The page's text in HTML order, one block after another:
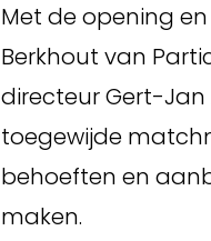
Met de opening
Berkhout van
directeur Gert-Jan
toegewijde
behoeften en
maken.